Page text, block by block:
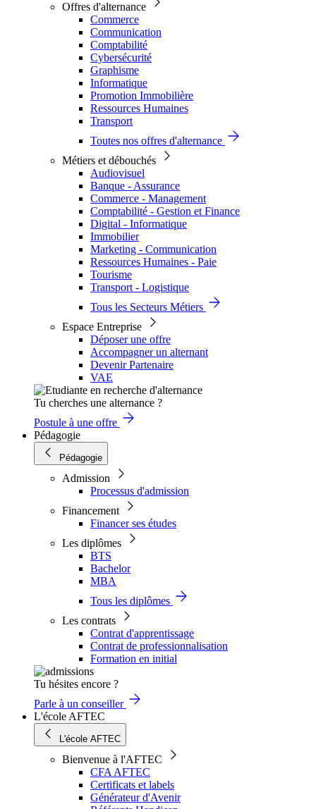
Offres d'alternance
Commerce
Communication
Comptabilité
Cybersécurité
Graphisme
Informatique
Promotion Immobilière
Ressources Humaines
Transport
Toutes nos offres d'alternance
Métiers et débouchés
Audiovisuel
Banque - Assurance
Commerce - Management
Comptabilité - Gestion et Finance
Digital - Informatique
Immobilier
Marketing - Communication
Ressources Humaines - Paie
Tourisme
Transport - Logistique
Tous les Secteurs Métiers
Espace Entreprise
Déposer une offre
Accompagner un alternant
Devenir Partenaire
VAE
Tu cherches une alternance ?
Postule à une offre
Pédagogie
Pédagogie
Admission
Processus d'admission
Financement
Financer ses études
Les diplômes
BTS
Bachelor
MBA
Tous les diplômes
Les contrats
Contrat d'apprentissage
Contrat de professionnalisation
Formation en initial
Tu hésites encore ?
Parle à un conseiller
L'école AFTEC
L'école AFTEC
Bienvenue à l'AFTEC
CFA AFTEC
Certificats et labels
Générateur d'Avenir